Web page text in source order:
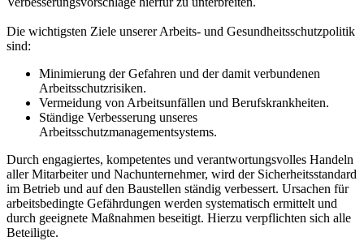
Die wichtigsten Ziele unserer Arbeits- und Gesundheitsschutzpolitik
sind:
Minimierung der Gefahren und der damit verbundenen
Arbeitsschutzrisiken.
Vermeidung von Arbeitsunfällen und Berufskrankheiten.
Ständige Verbesserung unseres
Arbeitsschutzmanagementsystems.
Durch engagiertes, kompetentes und verantwortungsvolles Handeln
aller Mitarbeiter und Nachunternehmer, wird der Sicherheitsstandard
im Betrieb und auf den Baustellen ständig verbessert. Ursachen für
arbeitsbedingte Gefährdungen werden systematisch ermittelt und
durch geeignete Maßnahmen beseitigt. Hierzu verpflichten sich alle
Beteiligte.